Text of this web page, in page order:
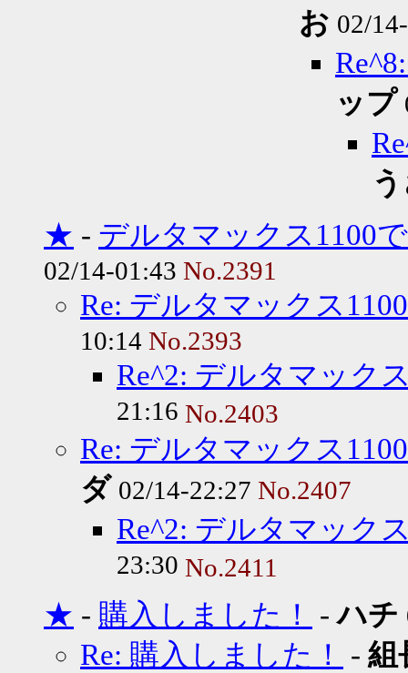
お 02/
ップ
★ - デルタマックス1100
02/14-01:43 No.2391
Re: デルタマックス
10:14 No.2393
Re^2: デルタマック
21:16 No.2403
Re: デルタマックス
ダ 02/14-22:27 No.2407
Re^2: デルタマック
23:30 No.2411
★ - 購入しました！ -ハチ
Re: 購入しました！ - 組